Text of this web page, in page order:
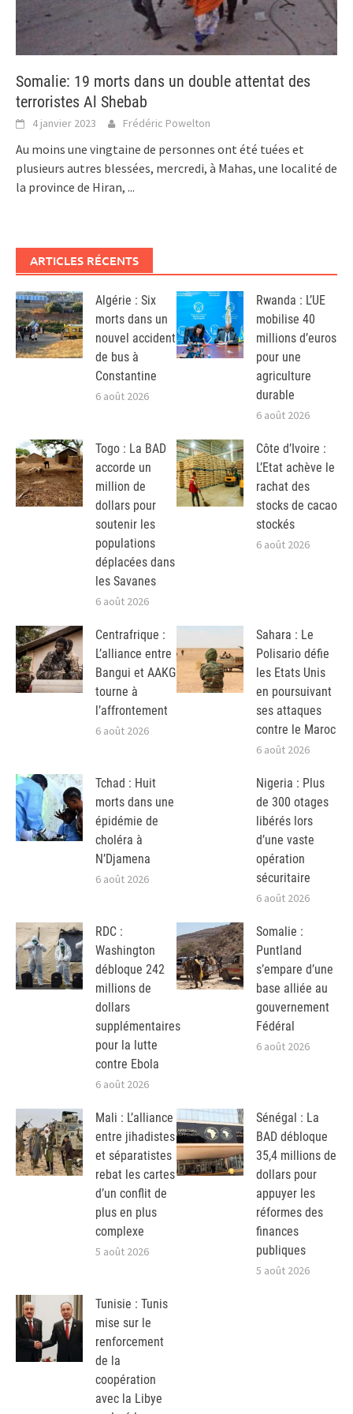
Somalie: 19 morts dans un double attentat des
terroristes Al Shebab
4 janvier 2023 Frédéric Powelton
Au moins une vingtaine de personnes ont été tuées et
plusieurs autres blessées, mercredi, à Mahas, une localité de
la province de Hiran, ...
ARTICLES RÉCENTS
Algérie : Six
morts dans un
nouvel accident
de bus à
Constantine
6 août 2026
Rwanda : L’UE
mobilise 40
millions d’euros
pour une
agriculture
durable
6 août 2026
Togo : La BAD
accorde un
million de
dollars pour
soutenir les
populations
déplacées dans
les Savanes
6 août 2026
Côte d’Ivoire :
L’Etat achève le
rachat des
stocks de cacao
stockés
6 août 2026
Centrafrique :
L’alliance entre
Bangui et AAKG
tourne à
l’affrontement
6 août 2026
Sahara : Le
Polisario défie
les Etats Unis
en poursuivant
ses attaques
contre le Maroc
6 août 2026
Tchad : Huit
morts dans une
épidémie de
choléra à
N’Djamena
6 août 2026
Nigeria : Plus
de 300 otages
libérés lors
d’une vaste
opération
sécuritaire
6 août 2026
RDC :
Washington
débloque 242
millions de
dollars
supplémentaires
pour la lutte
contre Ebola
6 août 2026
Somalie :
Puntland
s’empare d’une
base alliée au
gouvernement
Fédéral
6 août 2026
Mali : L’alliance
entre jihadistes
et séparatistes
rebat les cartes
d’un conflit de
plus en plus
complexe
5 août 2026
Sénégal : La
BAD débloque
35,4 millions de
dollars pour
appuyer les
réformes des
finances
publiques
5 août 2026
Tunisie : Tunis
mise sur le
renforcement
de la
coopération
avec la Libye